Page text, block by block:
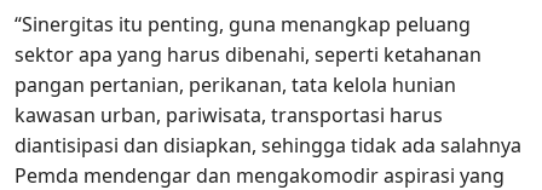
“Sinergitas itu penting, guna menangkap peluang
sektor apa yang harus dibenahi, seperti ketahanan
pangan pertanian, perikanan, tata kelola hunian
kawasan urban, pariwisata, transportasi harus
diantisipasi dan disiapkan, sehingga tidak ada salahnya
Pemda mendengar dan mengakomodir aspirasi yang